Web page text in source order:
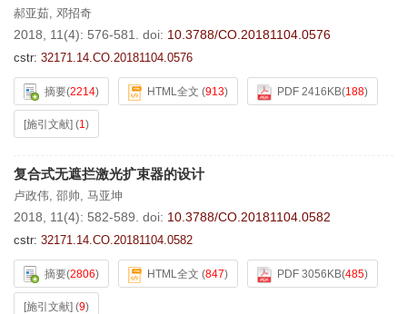
郝亚茹, 邓招奇
2018, 11(4): 576-581. doi: 10.3788/CO.20181104.0576
cstr: 32171.14.CO.20181104.0576
摘要(2214) HTML全文 (913) PDF 2416KB(188)
[施引文献] (1)
复合式无遮拦激光扩束器的设计
卢政伟, 邵帅, 马亚坤
2018, 11(4): 582-589. doi: 10.3788/CO.20181104.0582
cstr: 32171.14.CO.20181104.0582
摘要(2806) HTML全文 (847) PDF 3056KB(485)
[施引文献] (9)